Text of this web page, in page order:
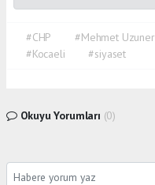
#CHP #Mehmet Uzuner
#Kocaeli
#siyaset
Okuyu Yorumları (0)